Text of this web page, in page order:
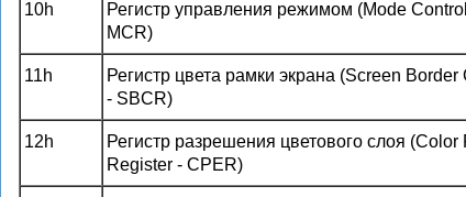
10h
Регистр управления режимом (Mode
MCR)
11h
Регистр цвета рамки экрана (Screen
- SBCR)
12h
Регистр разрешения цветового слоя
Register - CPER)